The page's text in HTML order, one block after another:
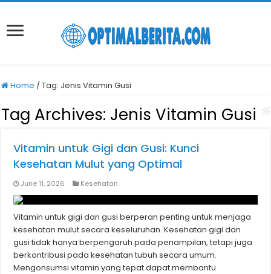
Home /Tag: Jenis Vitamin Gusi
Tag Archives: Jenis Vitamin Gusi
Vitamin untuk Gigi dan Gusi: Kunci
Kesehatan Mulut yang Optimal
June 11, 2026 Kesehatan
Vitamin untuk gigi dan gusi berperan penting untuk menjaga
kesehatan mulut secara keseluruhan. Kesehatan gigi dan
gusi tidak hanya berpengaruh pada penampilan, tetapi juga
berkontribusi pada kesehatan tubuh secara umum.
Mengonsumsi vitamin yang tepat dapat membantu